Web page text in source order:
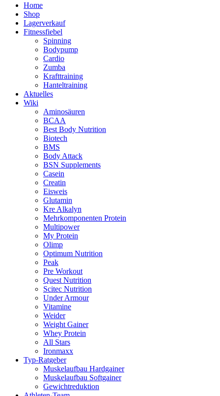
Home
Shop
Lagerverkauf
Fitnessfiebel
Spinning
Bodypump
Cardio
Zumba
Krafttraining
Hanteltraining
Aktuelles
Wiki
Aminosäuren
BCAA
Best Body Nutrition
Biotech
BMS
Body Attack
BSN Supplements
Casein
Creatin
Eisweis
Glutamin
Kre Alkalyn
Mehrkomponenten Protein
Multipower
My Protein
Olimp
Optimum Nutrition
Peak
Pre Workout
Quest Nutrition
Scitec Nutrition
Under Armour
Vitamine
Weider
Weight Gainer
Whey Protein
All Stars
Ironmaxx
Typ-Ratgeber
Muskelaufbau Hardgainer
Muskelaufbau Softgainer
Gewichtreduktion